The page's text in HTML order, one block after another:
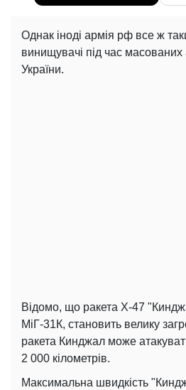
Однак іноді армія рф все ж
винищувачі під час масованих
України.
Відомо, що ракета Х-47
МіГ-31К, становить велику
ракета Кинджал може
2 000 кілометрів.
Максимальна швидкість